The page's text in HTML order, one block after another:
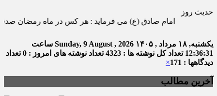
حدیث روز
امام صادق (ع) می فرماید : هر كس در ماه رمضان صدقه اى بدهد ،
یکشنبه, ۱۸ مرداد , ۱۴۰۵ Sunday, 9 August , 2026 ساعت
12:36:32 تعداد کل نوشته ها : 4323 تعداد نوشته های امروز : 0
تعداد
دیدگاهها : 171
×
آخرین مطالب